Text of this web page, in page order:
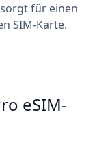
für einen
SIM-Karte.
eSIM-